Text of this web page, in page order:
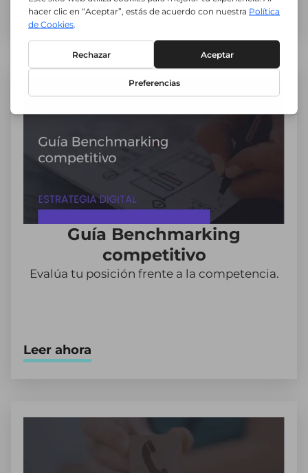
Descargar guía
Guía Benchmarking
competitivo
Evalúa tu posición frente a la competencia.
Leer ahora